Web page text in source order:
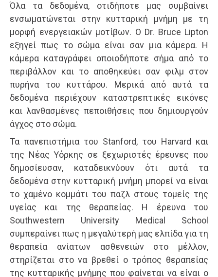
Όλα τα δεδομένα, οτιδήποτε μας συμβαίνει
ενσωματώνεται στην κυτταρική μνήμη με τη
μορφή ενεργειακών μοτίβων. Ο Dr. Bruce Lipton
εξηγεί πως το σώμα είναι σαν μια κάμερα. Η
κάμερα καταγράφει οποιοδήποτε σήμα από το
περιβάλλον και το αποθηκεύει σαν φιλμ στον
πυρήνα του κυττάρου. Μερικά από αυτά τα
δεδομένα περιέχουν καταστρεπτικές εικόνες
και λανθασμένες πεποιθήσεις που δημιουργούν
άγχος στο σώμα.
Τα πανεπιστήμια του Stanford, του Harvard και
της Νέας Υόρκης σε ξεχωριστές έρευνες που
δημοσίευσαν, καταδεικνύουν ότι αυτά τα
δεδομένα στην κυτταρική μνήμη μπορεί να είναι
το χαμένο κομμάτι του παζλ στους τομείς της
υγείας και της θεραπείας. Η έρευνα του
Southwestern University Medical School
συμπεραίνει πως η μεγαλύτερή μας ελπίδα για τη
θεραπεία ανίατων ασθενειών στο μέλλον,
στηρίζεται στο να βρεθεί ο τρόπος θεραπείας
της κυτταρικής μνήμης που φαίνεται να είναι ο